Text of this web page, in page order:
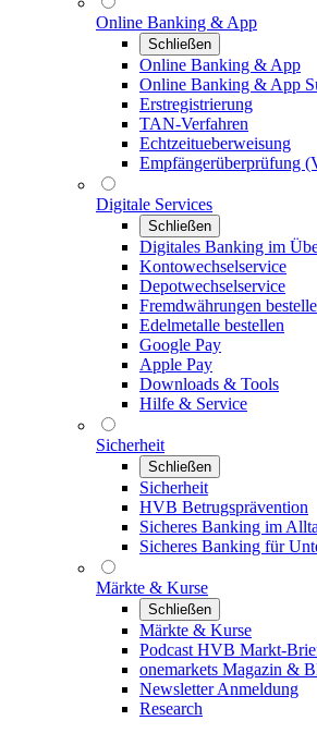
Online Banking & App
Schließen
Online Banking & App
Online Banking & App
Erstregistrierung
TAN-Verfahren
Echtzeitueberweisung
Empfängerüberprüfung
Digitale Services
Schließen
Digitales Banking im
Kontowechselservice
Depotwechselservice
Fremdwährungen
Edelmetalle bestellen
Google Pay
Apple Pay
Downloads & Tools
Hilfe & Service
Sicherheit
Schließen
Sicherheit
HVB Betrugsprävention
Sicheres Banking im
Sicheres Banking für
Märkte & Kurse
Schließen
Märkte & Kurse
Podcast HVB Markt-
onemarkets Magazin &
Newsletter Anmeldung
Research